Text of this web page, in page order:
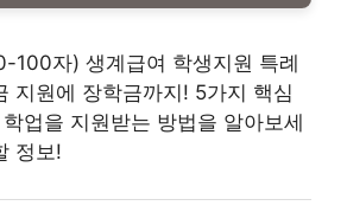
100자) 생계급여 학생지원 특례
지원에 장학금까지! 5가지 핵심
업을 지원받는 방법을 알아보세
정보!